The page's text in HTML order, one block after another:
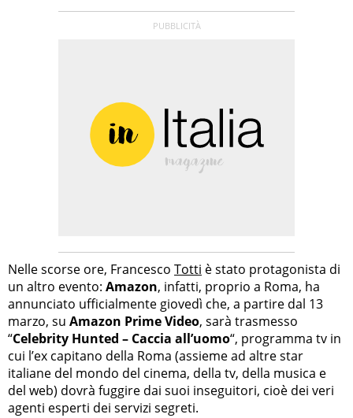
Nelle scorse ore, Francesco Totti è stato protagonista di
un altro evento: Amazon, infatti, proprio a Roma, ha
annunciato ufficialmente giovedì che, a partire dal 13
marzo, su Amazon Prime Video, sarà trasmesso
“Celebrity Hunted – Caccia all’uomo“, programma tv in
cui l’ex capitano della Roma (assieme ad altre star
italiane del mondo del cinema, della tv, della musica e
del web) dovrà fuggire dai suoi inseguitori, cioè dei veri
agenti esperti dei servizi segreti.